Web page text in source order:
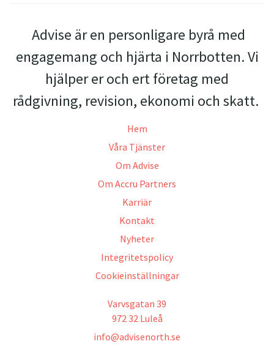
Advise är en personligare byrå med
engagemang och hjärta i Norrbotten. Vi
hjälper er och ert företag med
rådgivning, revision, ekonomi och skatt.
Hem
Våra Tjänster
Om Advise
Om Accru Partners
Karriär
Kontakt
Nyheter
Integritetspolicy
Cookieinställningar
Varvsgatan 39
972 32 Luleå
info@advisenorth.se